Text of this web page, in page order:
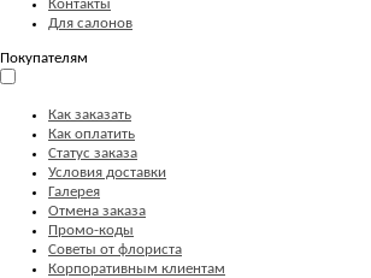
Контакты
Для салонов
Покупателям
Как заказать
Как оплатить
Статус заказа
Условия доставки
Галерея
Отмена заказа
Промо-коды
Советы от флориста
Корпоративным клиентам